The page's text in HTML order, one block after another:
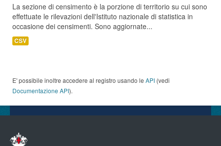
La sezione di censimento è la porzione di territorio su cui sono
effettuate le rilevazioni dell'Istituto nazionale di statistica in
occasione dei censimenti. Sono aggiornate...
CSV
E' possibile inoltre accedere al registro usando le API (vedi
Documentazione API).